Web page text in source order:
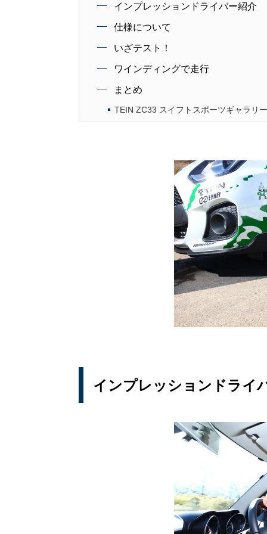
インプレッションドライバー紹介
仕様について
いざテスト！
ワインディングで走行
まとめ
TEIN ZC33 スイフトスポーツギャラリー
インプレッションドライ